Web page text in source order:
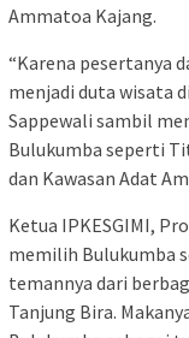
Ammatoa Kajang.
“Karena pesertanya
menjadi duta wisata
Sappewali sambil
Bulukumba seperti
dan Kawasan Adat
Ketua IPKESGIMI,
memilih Bulukumba
temannya dari
Tanjung Bira.